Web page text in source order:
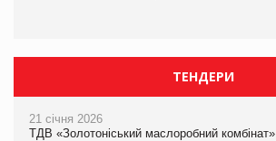
ТЕНДЕРИ
21 січня 2026
ТДВ «Золотоніський маслоробний комбінат»